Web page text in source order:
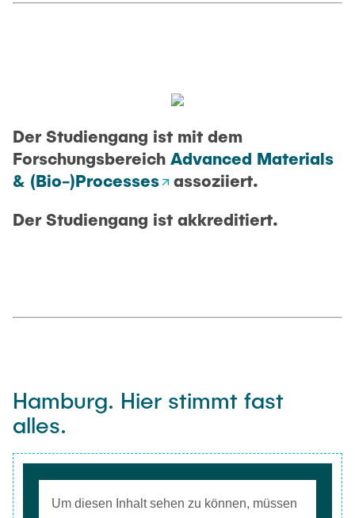
Der Studiengang ist mit dem
Forschungsbereich Advanced Materials
& (Bio-)Processes
assoziiert.
Der Studiengang ist akkreditiert.
Hamburg. Hier stimmt fast
alles.
Um diesen Inhalt sehen zu können, müssen